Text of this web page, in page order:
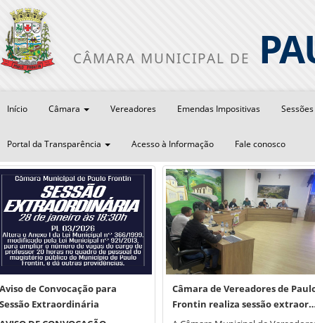
CÂMARA MUNICIPAL DE
Início Câmara Vereadores Emendas Impositivas Sessões
Portal da Transparência Acesso à Informação Fale conosco
Aviso de Convocação para
Sessão Extraordinária
Câmara de Vereadores de
Frontin realiza sessão